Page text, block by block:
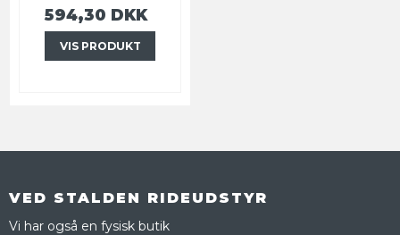
594,30 DKK
VIS PRODUKT
VED STALDEN RIDEUDSTYR
Vi har også en fysisk butik